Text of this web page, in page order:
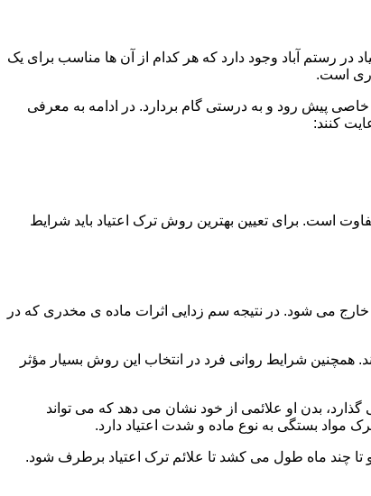
در رستم آباد وجود دارد که هر کدام از آن ها مناسب برای یک
است.
پیش رود و به درستی گام بردارد. در ادامه به معرفی
کنند:
است. برای تعیین بهترین روش ترک اعتیاد باید شرایط
می شود. در نتیجه سم زدایی اثرات ماده ی مخدری که در
همچنین شرایط روانی فرد در انتخاب این روش بسیار مؤثر
بدن او علائمی از خود نشان می دهد که می تواند
مواد بستگی به نوع ماده و شدت اعتیاد دارد.
تا چند ماه طول می کشد تا علائم ترک اعتیاد برطرف شود.